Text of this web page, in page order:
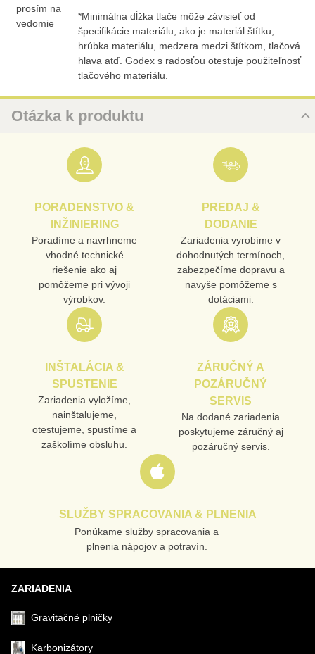
prosím na
vedomie
*Minimálna dĺžka tlače môže závisieť od
špecifikácie materiálu, ako je materiál štítku,
hrúbka materiálu, medzera medzi štítkom, tlačová
hlava atď. Godex s radosťou otestuje použiteľnosť
tlačového materiálu.
Otázka k produktu
PRODUKT
VAŠA OTÁZKA K PRODUKTU
PORADENSTVO &
INŽINIERING
Poradíme a navrhneme
vhodné technické
riešenie ako aj
pomôžeme pri vývoji
výrobkov.
PREDAJ &
DODANIE
Zariadenia vyrobíme v
dohodnutých termínoch,
zabezpečíme dopravu a
navyše pomôžeme s
dotáciami.
INŠTALÁCIA &
SPUSTENIE
Zariadenia vyložíme,
nainštalujeme,
otestujeme, spustíme a
zaškolíme obsluhu.
ZÁRUČNÝ A
POZÁRUČNÝ
SERVIS
Na dodané zariadenia
poskytujeme záručný aj
pozáručný servis.
SLUŽBY SPRACOVANIA & PLNENIA
Ponúkame služby spracovania a
plnenia nápojov a potravín.
ZARIADENIA
Gravitačné plničky
Karbonizátory